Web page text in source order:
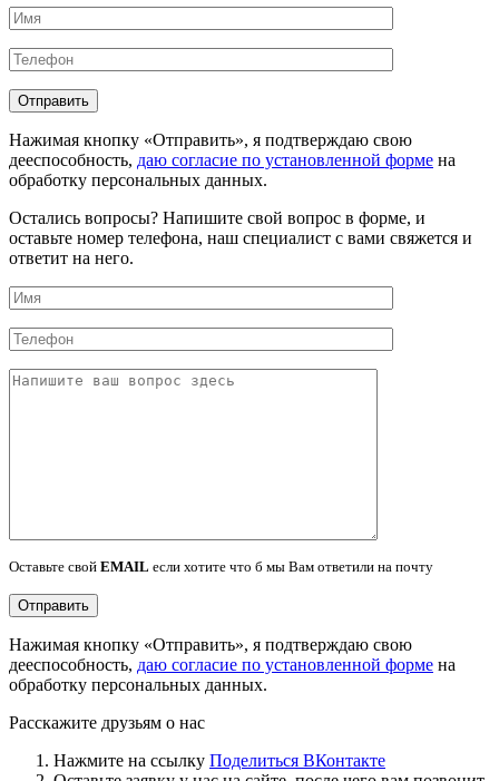
Нажимая кнопку «Отправить», я подтверждаю свою
дееспособность, даю согласие по установленной форме на
обработку персональных данных.
Остались вопросы? Напишите свой вопрос в форме, и
оставьте номер телефона, наш специалист с вами свяжется и
ответит на него.
Оставьте свой EMAIL если хотите что б мы Вам ответили на почту
Нажимая кнопку «Отправить», я подтверждаю свою
дееспособность, даю согласие по установленной форме на
обработку персональных данных.
Расскажите друзьям о нас
Нажмите на ссылку Поделиться ВКонтакте